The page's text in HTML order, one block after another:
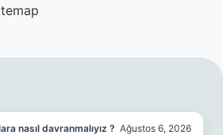
nasıl davranmalıyız ? Ağustos 6, 2026